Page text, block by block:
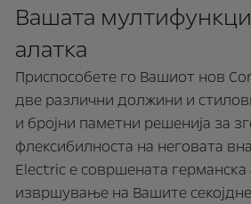
Вашата
алатка
Приспособете го Вашиот нов
две различни должини и
и бројни паметни решенија за
флексибилноста на неговата
Electric е совршената германска
извршување на Вашите